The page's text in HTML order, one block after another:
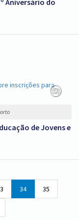
Aniversário do
de Jovens e
34 35